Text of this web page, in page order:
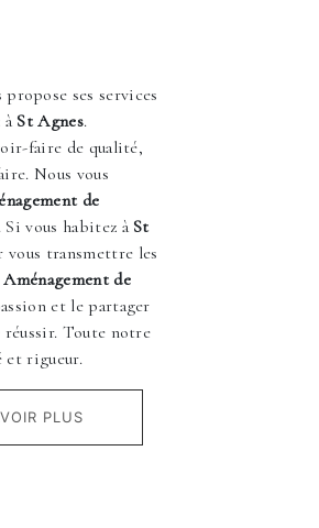
ses services
St Agnes.
faire de qualité,
Nous vous
de
Si vous habitez à St
vous transmettre les
Aménagement de
et le partager
réussir. Toute notre
et rigueur.
PLUS